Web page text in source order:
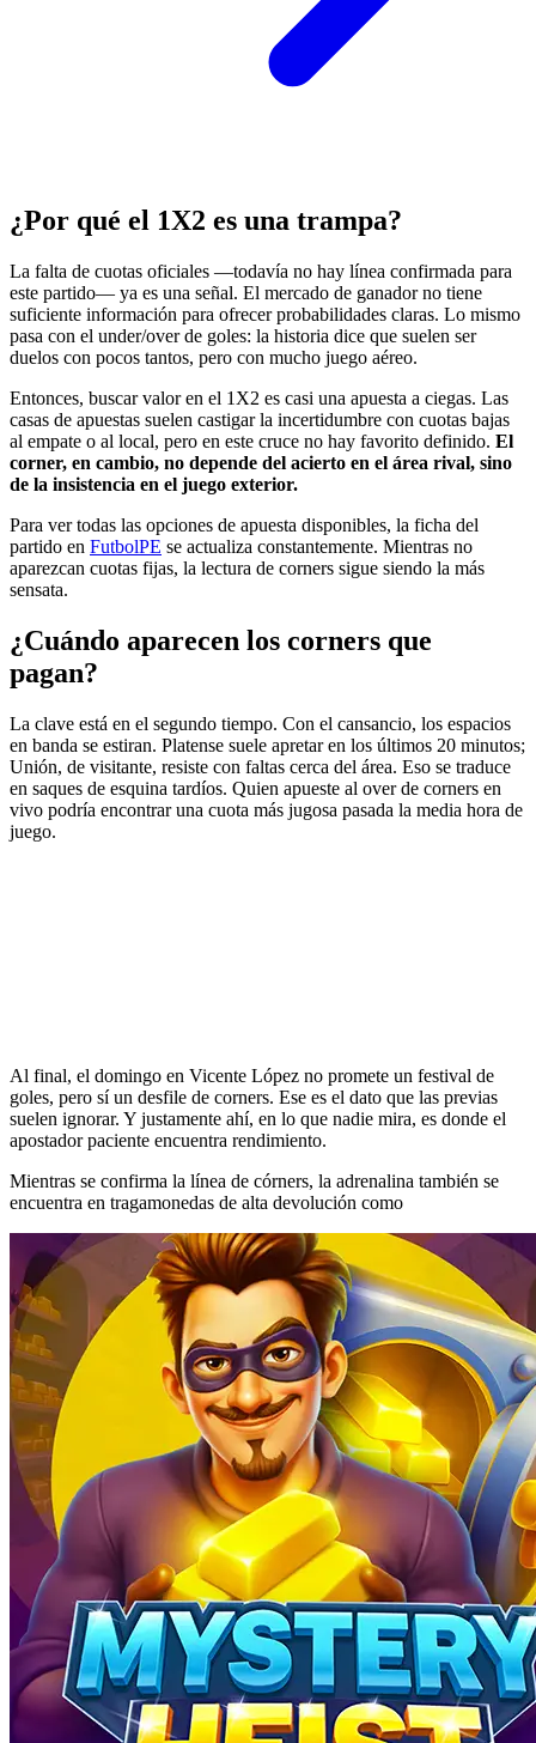
¿Por qué el 1X2 es una trampa?
La falta de cuotas oficiales —todavía no hay línea confirmada para
este partido— ya es una señal. El mercado de ganador no tiene
suficiente información para ofrecer probabilidades claras. Lo mismo
pasa con el under/over de goles: la historia dice que suelen ser
duelos con pocos tantos, pero con mucho juego aéreo.
Entonces, buscar valor en el 1X2 es casi una apuesta a ciegas. Las
casas de apuestas suelen castigar la incertidumbre con cuotas bajas
al empate o al local, pero en este cruce no hay favorito definido. El
corner, en cambio, no depende del acierto en el área rival, sino
de la insistencia en el juego exterior.
Para ver todas las opciones de apuesta disponibles, la ficha del
partido en FutbolPE se actualiza constantemente. Mientras no
aparezcan cuotas fijas, la lectura de corners sigue siendo la más
sensata.
¿Cuándo aparecen los corners que
pagan?
La clave está en el segundo tiempo. Con el cansancio, los espacios
en banda se estiran. Platense suele apretar en los últimos 20 minutos;
Unión, de visitante, resiste con faltas cerca del área. Eso se traduce
en saques de esquina tardíos. Quien apueste al over de corners en
vivo podría encontrar una cuota más jugosa pasada la media hora de
juego.
Al final, el domingo en Vicente López no promete un festival de
goles, pero sí un desfile de corners. Ese es el dato que las previas
suelen ignorar. Y justamente ahí, en lo que nadie mira, es donde el
apostador paciente encuentra rendimiento.
Mientras se confirma la línea de córners, la adrenalina también se
encuentra en tragamonedas de alta devolución como